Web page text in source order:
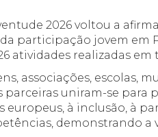
2026 voltou a
participação jovem em
atividades realizadas
associações, escolas,
parceiras uniram-se para
europeus, à inclusão, à
demonstrando a